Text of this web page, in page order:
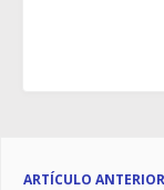
ARTÍCULO ANTERIOR